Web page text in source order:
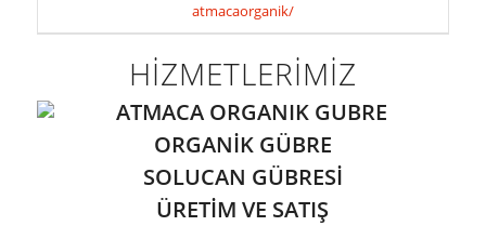
atmacaorganik/
HİZMETLERİMİZ
ORGANİK GÜBRE
SOLUCAN GÜBRESİ
ÜRETİM VE SATIŞ